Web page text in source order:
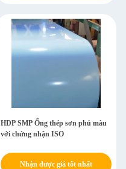
HDP SMP Ống thép sơn phủ màu
với chứng nhận ISO
Nhận được giá tốt nhất